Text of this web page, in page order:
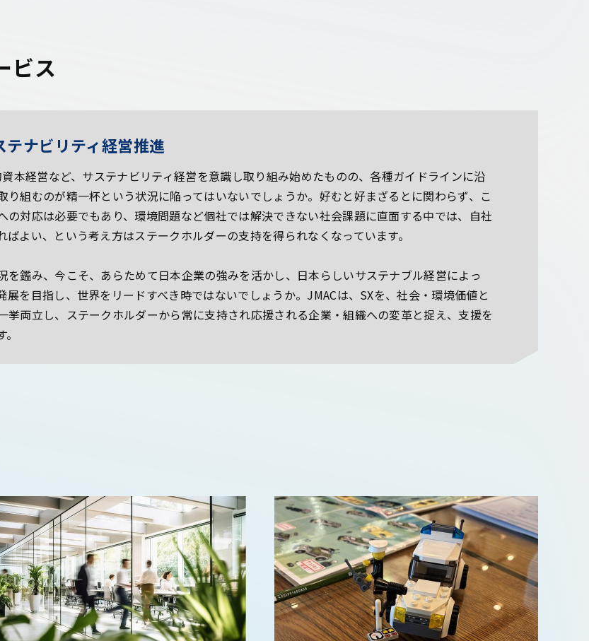
ビス
テナビリティ経営推進
資本経営など、サステナビリティ経営を意識し取り組み始めたものの、各種ガイドラインに沿
り組むのが精一杯という状況に陥ってはいないでしょうか。好むと好まざるとに関わらず、こ
の対応は必要でもあり、環境問題など個社では解決できない社会課題に直面する中では、自社
ばよい、という考え方はステークホルダーの支持を得られなくなっています。
を鑑み、今こそ、あらためて日本企業の強みを活かし、日本らしいサステナブル経営によっ
展を目指し、世界をリードすべき時ではないでしょうか。JMACは、SXを、社会・環境価値と
挙両立し、ステークホルダーから常に支持され応援される企業・組織への変革と捉え、支援を